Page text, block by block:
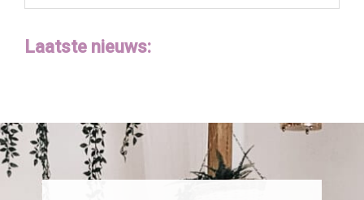
op
website
Laatste nieuws: